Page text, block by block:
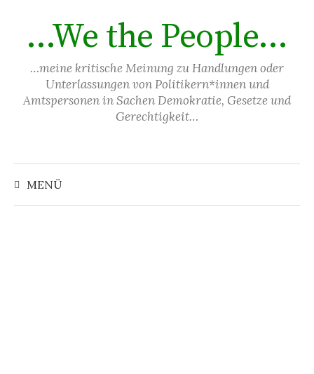
Inhalt
…We the People…
…meine kritische Meinung zu Handlungen oder
Unterlassungen von Politikern*innen und
Amtspersonen in Sachen Demokratie, Gesetze und
Gerechtigkeit…
MENÜ
Suchen